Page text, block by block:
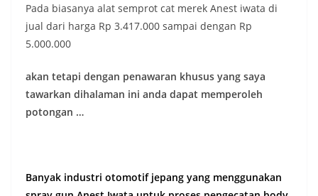
Pada biasanya alat semprot cat merek Anest iwata di
jual dari harga Rp 3.417.000 sampai dengan Rp
5.000.000
akan tetapi dengan penawaran khusus yang saya
tawarkan dihalaman ini anda dapat memperoleh
potongan …
Banyak industri otomotif jepang yang menggunakan